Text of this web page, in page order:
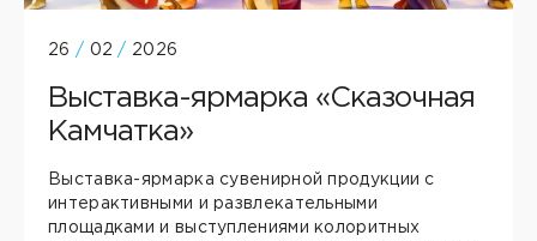
26 / 02 / 2026
Выставка-ярмарка «Сказочная
Камчатка»
Выставка-ярмарка сувенирной продукции с
интерактивными и развлекательными
площадками и выступлениями колоритных